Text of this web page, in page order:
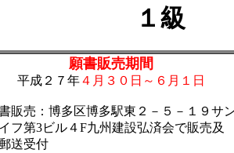
１
願書販売期間
平成２７年４月３０日～６月１日
販売：博多区博多駅東２－５－１９サ
フ第3ビル４F九州建設弘済会で販売及
送受付